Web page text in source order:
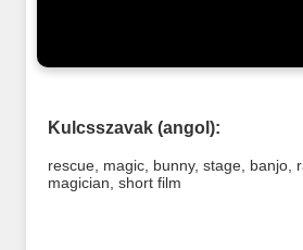
Kulcsszavak (angol):
rescue, magic, bunny, stage, banjo,
magician short film